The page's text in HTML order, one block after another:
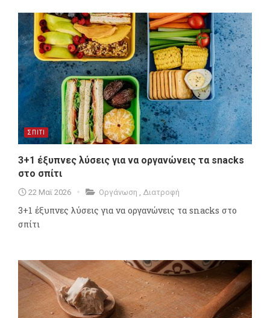
ΣΠΙΤΙ
3+1 έξυπνες λύσεις για να οργανώνεις τα snacks
στο σπίτι
22 Μαϊ 2026 Οργάνωση Διατροφή
3+1 έξυπνες λύσεις για να οργανώνεις τα snacks στο
σπίτι